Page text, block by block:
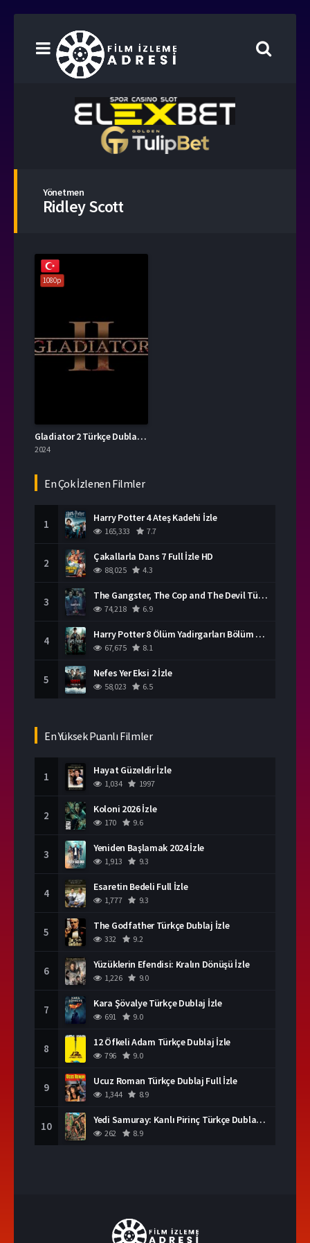
Yönetmen
Ridley Scott
1080p
Gladiator 2 Türkçe Dublaj İzle
2024
En Çok İzlenen Filmler
1 Harry Potter 4 Ateş Kadehi İzle
165,333 7.7
2 Çakallarla Dans 7 Full İzle HD
88,025 4.3
3 The Gangster, The Cop and The Devil Türkçe Dublaj İzle
74,218 6.9
4 Harry Potter 8 Ölüm Yadirgarları Bölüm 2 İzle
67,675 8.1
5 Nefes Yer Eksi 2 İzle
58,023 6.5
En Yüksek Puanlı Filmler
1 Hayat Güzeldir İzle
1,034 1997
2 Koloni 2026 İzle
170 9.6
3 Yeniden Başlamak 2024 İzle
1,913 9.3
4 Esaretin Bedeli Full İzle
1,777 9.3
5 The Godfather Türkçe Dublaj İzle
332 9.2
6 Yüzüklerin Efendisi: Kralın Dönüşü İzle
1,226 9.0
7 Kara Şövalye Türkçe Dublaj İzle
691 9.0
8 12 Öfkeli Adam Türkçe Dublaj İzle
796 9.0
9 Ucuz Roman Türkçe Dublaj Full İzle
1,344 8.9
10 Yedi Samuray: Kanlı Pirinç Türkçe Dublaj İzle
262 8.9